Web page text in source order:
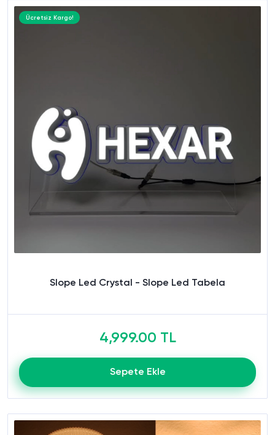
Ücretsiz Kargo!
Slope Led Crystal - Slope Led Tabela
4,999.00 TL
Sepete Ekle